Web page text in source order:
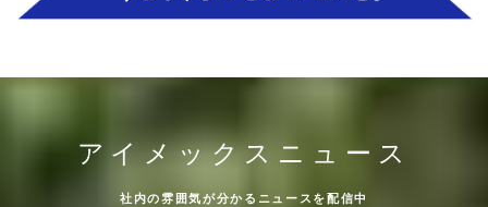
アイメックスニュース
社内の雰囲気が分かるニュースを配信中